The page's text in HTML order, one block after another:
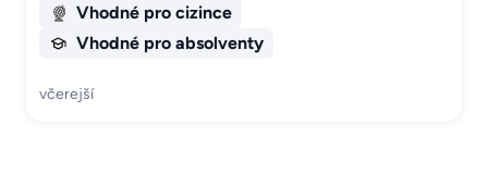
Vhodné pro cizince
Vhodné pro absolventy
včerejší